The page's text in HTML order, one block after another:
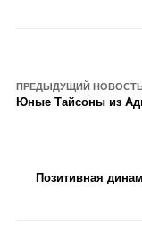
ПРЕДЫДУЩИЙ
Юные Тайсоны из
Позитивная